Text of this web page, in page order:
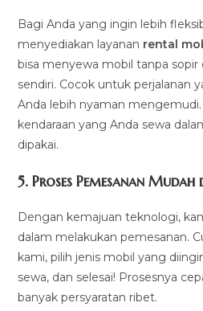
Bagi Anda yang ingin lebih
menyediakan layanan rental
bisa menyewa mobil tanpa
sendiri. Cocok untuk perjalanan
Anda lebih nyaman
kendaraan yang Anda sewa
dipakai.
5.Proses Pemesanan Mudah
Dengan kemajuan teknologi,
dalam melakukan pemesanan.
kami, pilih jenis mobil yang
sewa, dan selesai! Prosesnya
banyak persyaratan ribet.